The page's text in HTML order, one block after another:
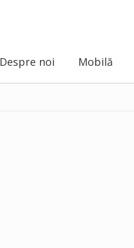
Despre noi Mobilă